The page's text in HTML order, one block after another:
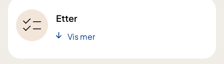
Etter
Vis mer